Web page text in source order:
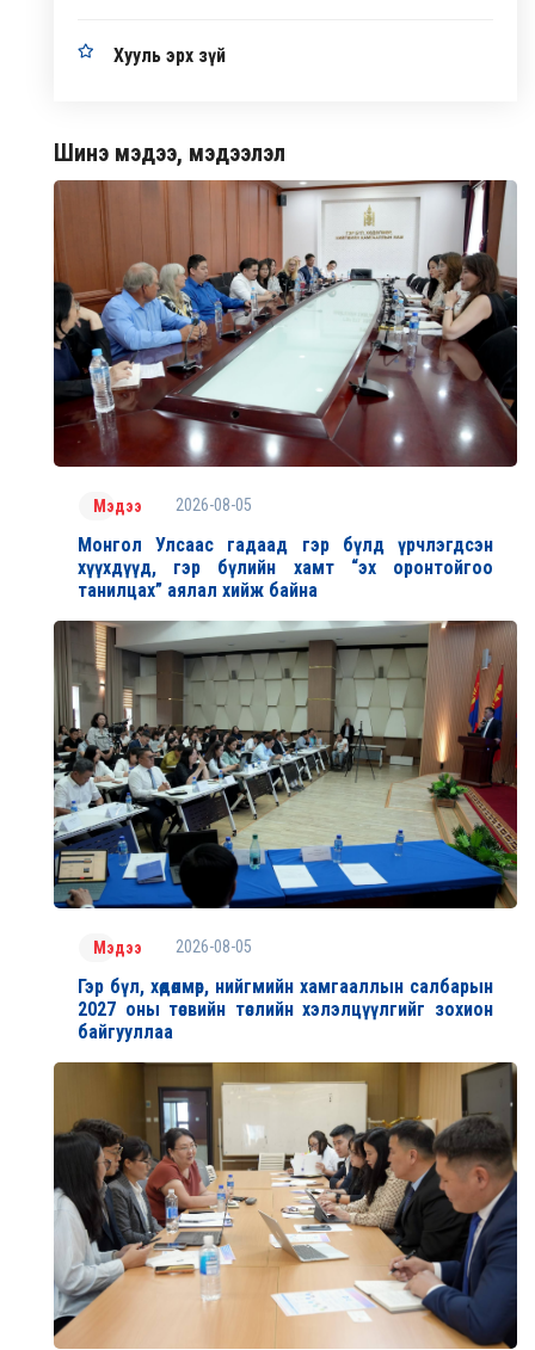
Хууль эрх зүй
Шинэ мэдээ, мэдээлэл
Мэдээ 2026-08-05
Монгол Улсаас гадаад гэр бүлд үрчлэгдсэн
хүүхдүүд, гэр бүлийн хамт “эх оронтойгоо
танилцах” аялал хийж байна
Мэдээ 2026-08-05
Гэр бүл, хөдөлмөр, нийгмийн хамгааллын салбарын
2027 оны төсвийн төслийн хэлэлцүүлгийг зохион
байгууллаа